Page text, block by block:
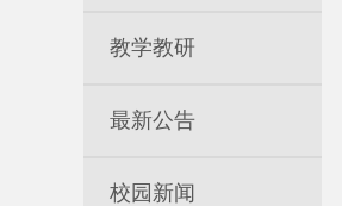
教学教研
最新公告
校园新闻